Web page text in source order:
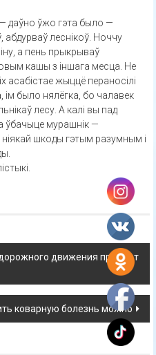
даўно ўжо гэта было —
абдурваў леснікоў. Ноччу
а пень прыкрываў
кашы з іншага месца. Не
асабістае жыццё пераносілі
было нялёгка, бо чалавек
лесу. А калі вы пад
ўбачыце мурашнік —
шкоды гэтым разумным і
движения пройдет
коварную болезнь можно